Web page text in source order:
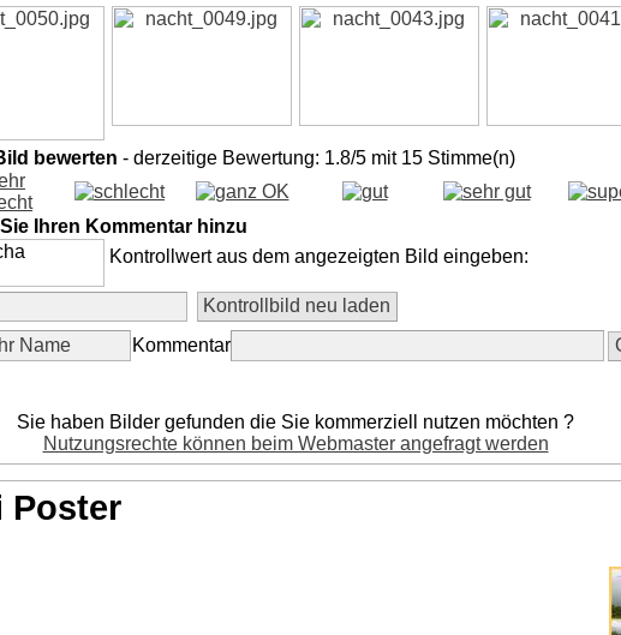
bewerten - derzeitige Bewertung: 1.8/5 mit 15 Stimme(n)
Ihren Kommentar hinzu
Kontrollwert aus dem angezeigten Bild eingeben:
Kommentar
Sie haben Bilder gefunden die Sie kommerziell nutzen möchten ?
Nutzungsrechte können beim Webmaster angefragt werden
Poster